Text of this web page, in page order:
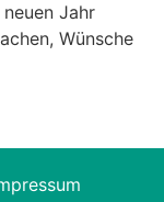
Jahr
Wünsche